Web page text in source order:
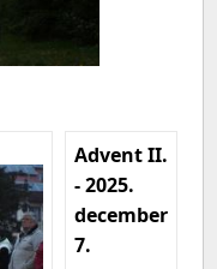
Advent II.
- 2025.
december
7.